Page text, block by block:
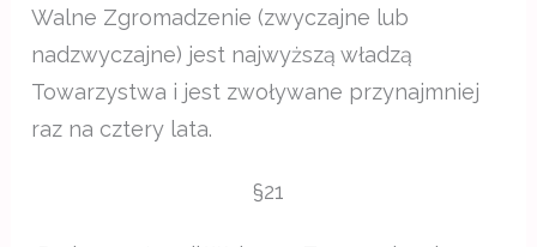
Walne Zgromadzenie (zwyczajne lub
nadzwyczajne) jest najwyższą władzą
Towarzystwa i jest zwoływane przynajmniej
raz na cztery lata.
§21